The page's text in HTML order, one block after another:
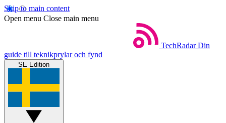
Skip to main content
Open menu Close main menu
TechRadar Din
guide till teknikprylar och fynd
SE Edition